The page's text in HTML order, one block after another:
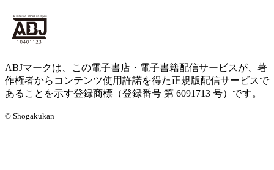
ABJマークは、この電子書店・電子書籍配信サービスが、著
作権者からコンテンツ使用許諾を得た正規版配信サービスで
あることを示す登録商標（登録番号 第 6091713 号）です。
© Shogakukan